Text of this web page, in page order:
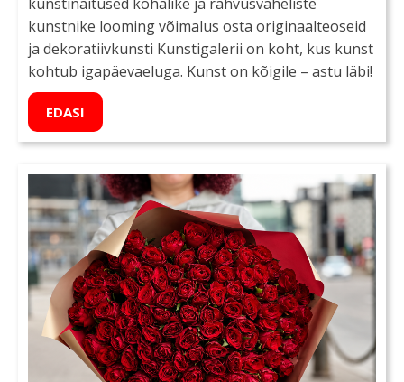
kunstnike looming võimalus osta originaalteoseid
ja dekoratiivkunsti Kunstigalerii on koht, kus kunst
kohtub igapäevaeluga. Kunst on kõigile – astu läbi!
EDASI